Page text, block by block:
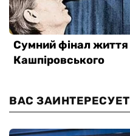
ВАС ЗАИНТЕРЕСУЕТ